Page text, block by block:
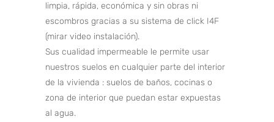
limpia, rápida, económica y sin obras ni
escombros gracias a su sistema de click I4F
(mirar video instalación).
Sus cualidad impermeable le permite usar
nuestros suelos en cualquier parte del interior
de la vivienda : suelos de baños, cocinas o
zona de interior que puedan estar expuestas
al agua.